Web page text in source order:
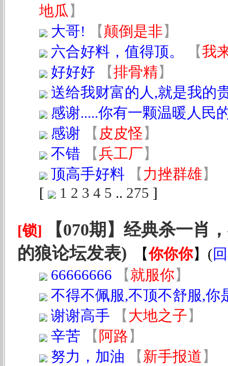
地瓜 】
大哥!
【颠倒是非】
六合好料，值得顶。
【我
好好好
【排骨精】
送给我财富的人,就是我的
感谢.....你有一颗温暖人民
感谢
【 皮皮怪】
不错
【兵工厂】
顶高手好料
【 力挫群雄】
[
1 2 3 4 5 .. 275 ]
[锁]
【070期】经典杀一肖
的狼论坛发表)
【你你你】 (回
66666666
【就服你】
不得不佩服,不顶不舒服,你
谢谢高手
【 大地之子】
辛苦
【 阿路】
努力，加油
【 新手报道 】